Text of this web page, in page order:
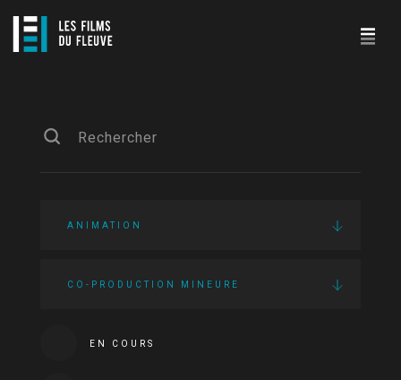
ANIMATION
CO-PRODUCTION MINEURE
EN COURS